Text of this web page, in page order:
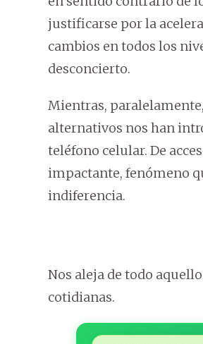
justificarse por la
cambios en todos los
desconcierto.
Mientras,
alternativos nos han
teléfono celular. De
impactante, fenómeno
indiferencia.
Nos aleja de todo
cotidianas.